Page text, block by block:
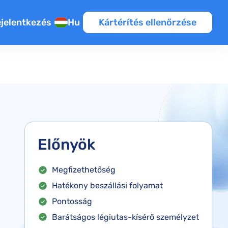
Hu Kártérítés ellenőrzése
Előnyök
Megfizethetőség
Hatékony beszállási folyamat
Pontosság
Barátságos légiutas-kísérő személyzet